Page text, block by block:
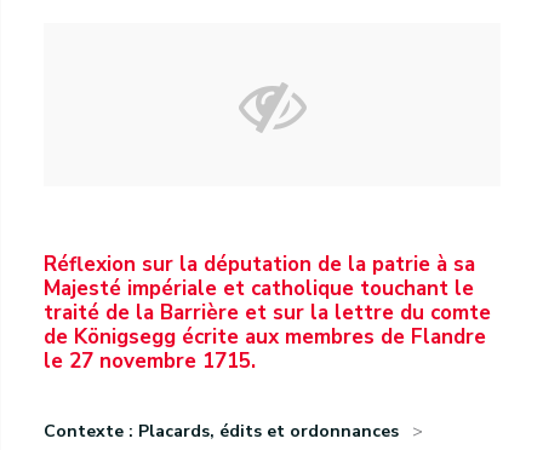
Réflexion sur la députation de la patrie à sa
Majesté impériale et catholique touchant le
traité de la Barrière et sur la lettre du comte
de Königsegg écrite aux membres de Flandre
le 27 novembre 1715.
Contexte : Placards, édits et ordonnances